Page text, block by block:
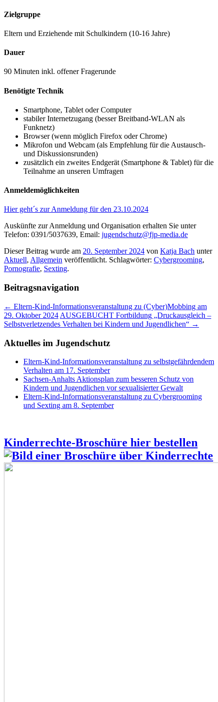
Zielgruppe
Eltern und Erziehende mit Schulkindern (10-16 Jahre)
Dauer
90 Minuten inkl. offener Fragerunde
Benötigte Technik
Smartphone, Tablet oder Computer
stabiler Internetzugang (besser Breitband-WLAN als
Funknetz)
Browser (wenn möglich Firefox oder Chrome)
Mikrofon und Webcam (als Empfehlung für die Austausch-
und Diskussionsrunden)
zusätzlich ein zweites Endgerät (Smartphone & Tablet) für die
Teilnahme an unseren Umfragen
Anmeldemöglichkeiten
Hier geht´s zur Anmeldung für den 23.10.2024
Auskünfte zur Anmeldung und Organisation erhalten Sie unter
Telefon: 0391/5037639, Email: jugendschutz@fjp-media.de
Dieser Beitrag wurde am 20. September 2024 von Katja Bach unter
Aktuell, Allgemein veröffentlicht. Schlagwörter: Cybergrooming,
Pornografie, Sexting.
Beitragsnavigation
← Eltern-Kind-Informationsveranstaltung zu (Cyber)Mobbing am
29. Oktober 2024 AUSGEBUCHT Fortbildung „Druckausgleich –
Selbstverletzendes Verhalten bei Kindern und Jugendlichen“ →
Aktuelles im Jugendschutz
Eltern-Kind-Informationsveranstaltung zu selbstgefährdendem
Verhalten am 17. September
Sachsen-Anhalts Aktionsplan zum besseren Schutz von
Kindern und Jugendlichen vor sexualisierter Gewalt
Eltern-Kind-Informationsveranstaltung zu Cybergrooming
und Sexting am 8. September
Kinderrechte-Broschüre hier bestellen